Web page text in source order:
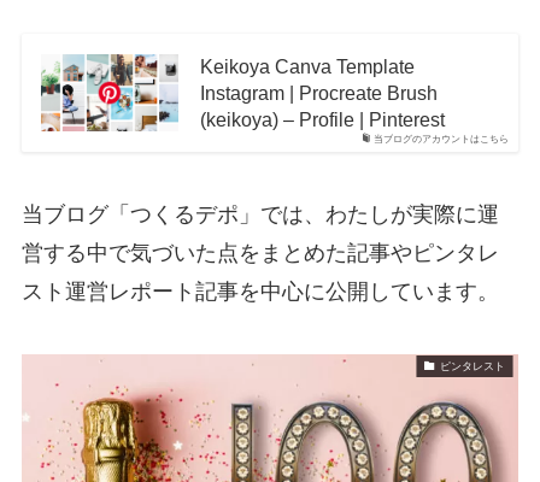
当ブログのアカウントはこちら
Keikoya Canva Template
Instagram | Procreate Brush
(keikoya) – Profile | Pinterest
当ブログ「つくるデポ」では、わたしが実際に運
営する中で気づいた点をまとめた記事やピンタレ
スト運営レポート記事を中心に公開しています。
ピンタレスト